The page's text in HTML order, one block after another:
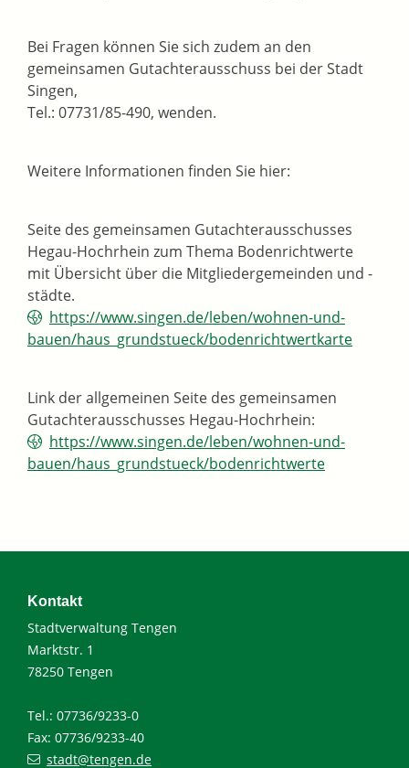
Bei Fragen können Sie sich zudem an den
gemeinsamen Gutachterausschuss bei der Stadt
Singen,
Tel.: 07731/85-490, wenden.
Weitere Informationen finden Sie hier:
Seite des gemeinsamen Gutachterausschusses
Hegau-Hochrhein zum Thema Bodenrichtwerte
mit Übersicht über die Mitgliedergemeinden und -
städte.
https://www.singen.de/leben/wohnen-und-
bauen/haus_grundstueck/bodenrichtwertkarte
Link der allgemeinen Seite des gemeinsamen
Gutachterausschusses Hegau-Hochrhein:
https://www.singen.de/leben/wohnen-und-
bauen/haus_grundstueck/bodenrichtwerte
Kontakt
Stadtverwaltung Tengen
Marktstr. 1
78250 Tengen
Tel.: 07736/9233-0
Fax: 07736/9233-40
stadt@tengen.de